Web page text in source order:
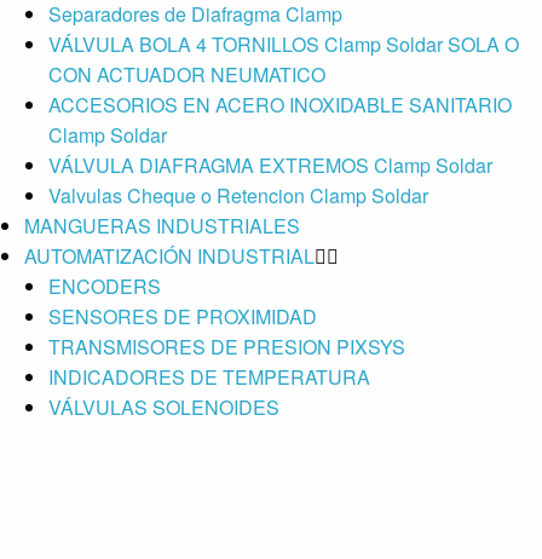
Separadores de Diafragma Clamp
VÁLVULA BOLA 4 TORNILLOS Clamp Soldar SOLA O
CON ACTUADOR NEUMATICO
ACCESORIOS EN ACERO INOXIDABLE SANITARIO
Clamp Soldar
VÁLVULA DIAFRAGMA EXTREMOS Clamp Soldar
Valvulas Cheque o Retencion Clamp Soldar
MANGUERAS INDUSTRIALES
AUTOMATIZACIÓN INDUSTRIAL
ENCODERS
SENSORES DE PROXIMIDAD
TRANSMISORES DE PRESION PIXSYS
INDICADORES DE TEMPERATURA
VÁLVULAS SOLENOIDES